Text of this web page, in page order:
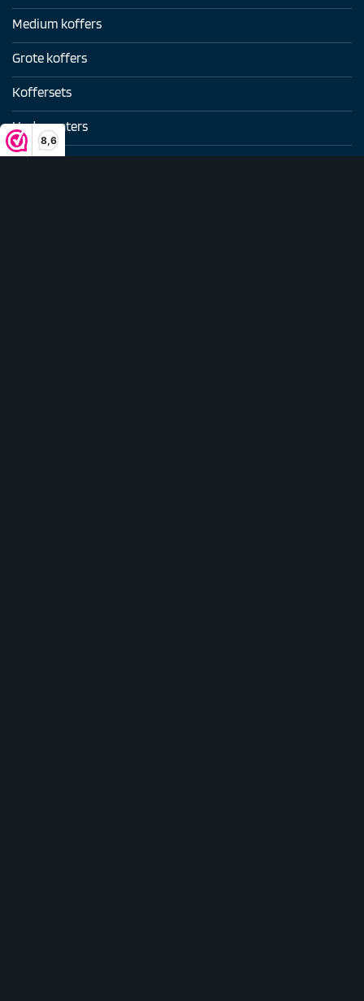
8,6
Medium koffers
Grote koffers
Koffersets
Underseaters
Beautycases